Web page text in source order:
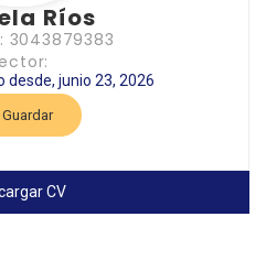
Ríos
3043879383
desde, junio 23, 2026
Guardar
CV